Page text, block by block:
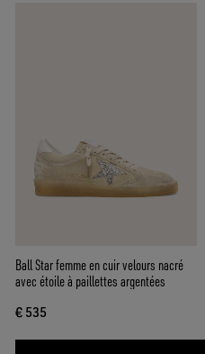
Ball Star femme en cuir velours nacré
avec étoile à paillettes argentées
€ 535